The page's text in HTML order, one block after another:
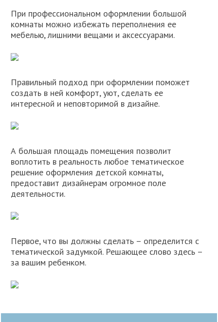
При профессиональном оформлении большой
комнаты можно избежать переполнения ее
мебелью, лишними вещами и аксессуарами.
Правильный подход при оформлении поможет
создать в ней комфорт, уют, сделать ее
интересной и неповторимой в дизайне.
А большая площадь помещения позволит
воплотить в реальность любое тематическое
решение оформления детской комнаты,
предоставит дизайнерам огромное поле
деятельности.
Первое, что вы должны сделать – определится с
тематической задумкой. Решающее слово здесь –
за вашим ребенком.